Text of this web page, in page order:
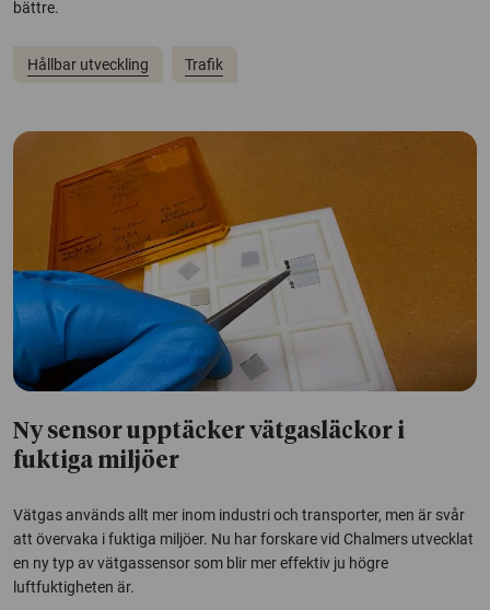
bättre.
Hållbar utveckling Trafik
Ny sensor upptäcker vätgasläckor i
fuktiga miljöer
Vätgas används allt mer inom industri och transporter, men är svår
att övervaka i fuktiga miljöer. Nu har forskare vid Chalmers utvecklat
en ny typ av vätgassensor som blir mer effektiv ju högre
luftfuktigheten är.